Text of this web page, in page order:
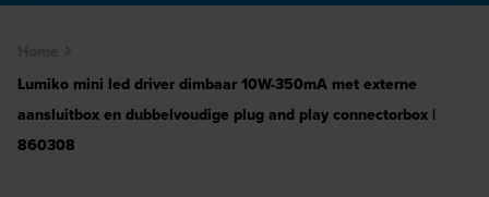
Lumiko mini led driver dimbaar 10W-350mA met externe
aansluitbox en dubbelvoudige plug and play connectorbox |
860308